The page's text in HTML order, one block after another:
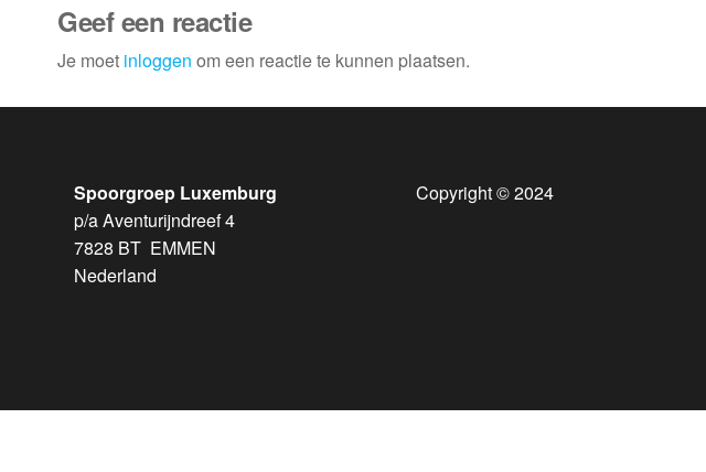
Geef een reactie
Je moet inloggen om een reactie te kunnen plaatsen.
Spoorgroep Luxemburg
p/a Aventurijndreef 4
7828 BT EMMEN
Nederland
Copyright © 2024